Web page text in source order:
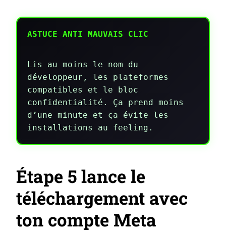
ASTUCE ANTI MAUVAIS CLIC
Lis au moins le nom du
développeur, les plateformes
compatibles et le bloc
confidentialité. Ça prend moins
d’une minute et ça évite les
installations au feeling.
Étape 5 lance le
téléchargement avec
ton compte Meta